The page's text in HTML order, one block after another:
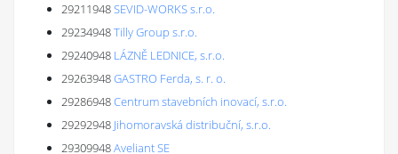
29211948SEVID-WORKS s.r.o.
29234948Tilly Group s.r.o.
29240948 LÁZNĚ LEDNICE, s.r.o.
29263948GASTRO Ferda, s. r. o.
29286948Centrum stavebních inovací, s.r.o.
29292948 Jihomoravská distribuční, s.r.o.
29309948Aveliant SE